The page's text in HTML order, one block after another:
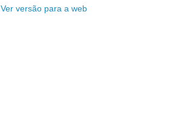
Ver versão para a web